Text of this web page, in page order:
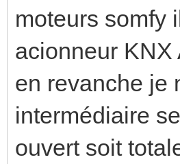
moteurs somfy
acionneur KNX
en revanche je
intermédiaire
ouvert soit